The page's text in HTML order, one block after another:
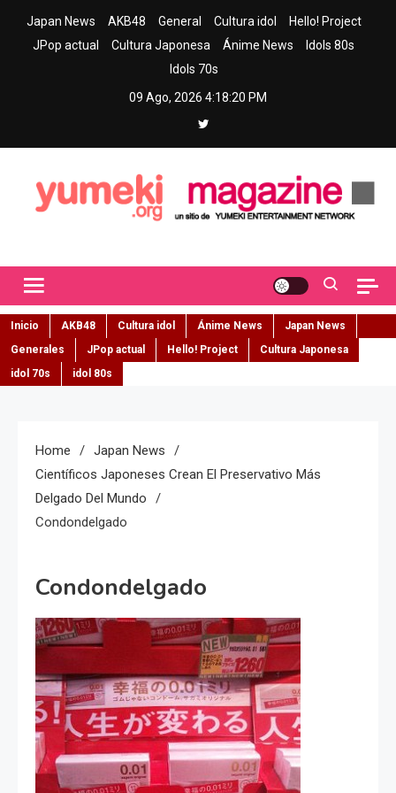
Japan News AKB48 General Cultura idol
Hello! Project
JPop actual
Cultura Japonesa Ánime News
Idols 80s
Idols 70s
09 Ago, 2026 4:18:21 PM
Inicio AKB48 Cultura idol Ánime News
Japan News
Generales
JPop actual Hello! Project
Cultura Japonesa
idol 70s
idol 80s
Home
Japan News
Científicos Japoneses Crean El Preservativo Más
Delgado Del Mundo
Condondelgado
Condondelgado